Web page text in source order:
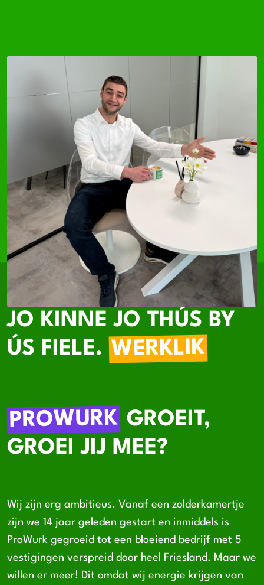
JO KINNE JO THÚS BY
ÚS FIELE.WERKLIK
PROWURKGROEIT,
GROEI JIJ MEE?
Wij zijn erg ambitieus. Vanaf een zolderkamertje
zijn we 14 jaar geleden gestart en inmiddels is
ProWurk gegroeid tot een bloeiend bedrijf met 5
vestigingen verspreid door heel Friesland. Maar we
willen er meer! Dit omdat wij energie krijgen van